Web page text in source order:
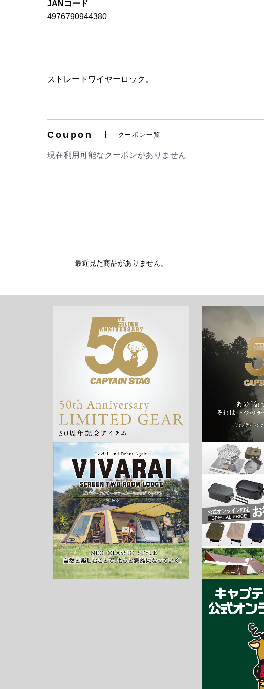
JANコード
4976790944380
ストレートワイヤーロック。
Coupon クーポン一覧
現在利用可能なクーポンがありません
最近見た商品がありません。